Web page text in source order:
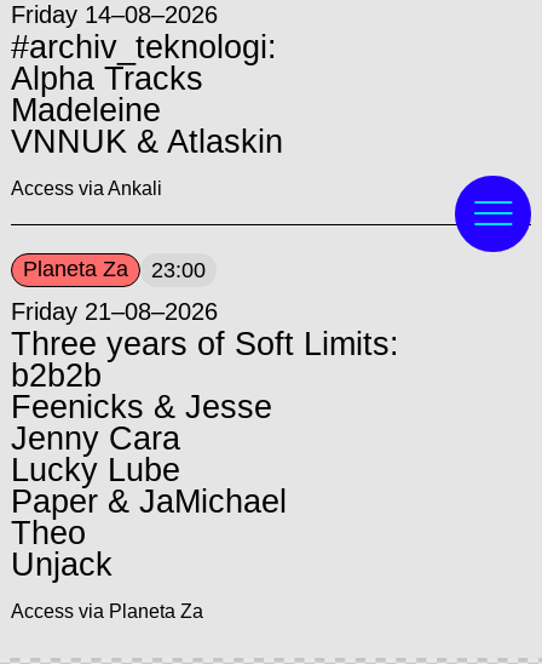
Friday 14–08–2026
#archiv_teknologi:
Alpha Tracks
Madeleine
VNNUK & Atlaskin
Access via Ankali
Planeta Za 23:00
Friday 21–08–2026
Three years of Soft Limits:
b2b2b
Feenicks & Jesse
Jenny Cara
Lucky Lube
Paper & JaMichael
Theo
Unjack
Access via Planeta Za